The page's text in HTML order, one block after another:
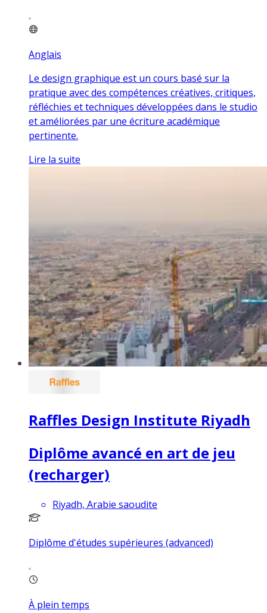
Anglais
Le design graphique est un cours basé sur la
pratique avec des compétences créatives, critiques,
réfléchies et techniques développées dans le studio
et améliorées par une écriture académique
pertinente.
Lire la suite
Raffles Design Institute Riyadh
Diplôme avancé en art de jeu
(recharger)
Riyadh, Arabie saoudite
Diplôme d'études supérieures (advanced)
À plein temps